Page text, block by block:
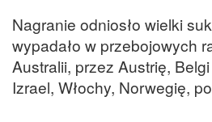
Nagranie odniosło wielki
wypadało w przebojowych
Australii, przez Austrię,
Izrael, Włochy, Norwegię,